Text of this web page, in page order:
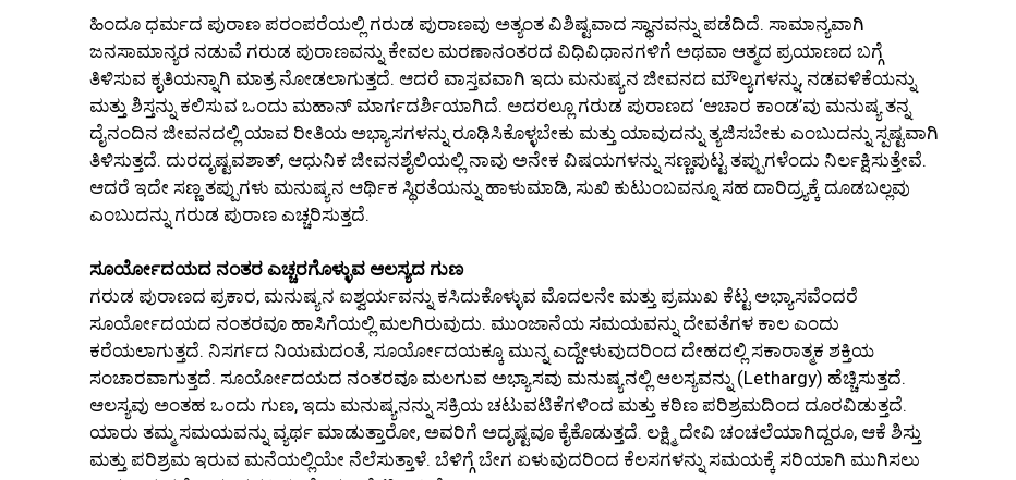
ಹಿಂದೂ ಧರ್ಮದ ಪುರಾಣ ಪರಂಪರೆಯಲ್ಲಿ ಗರುಡ ಪುರಾಣವು ಅತ್ಯಂತ ವಿಶಿಷ್ಟವಾದ ಸ್ಥಾನವನ್ನು ಪಡೆದಿದೆ. ಸಾಮಾನ್ಯವಾಗಿ
ಜನಸಾಮಾನ್ಯರ ನಡುವೆ ಗರುಡ ಪುರಾಣವನ್ನು ಕೇವಲ ಮರಣಾನಂತರದ ವಿಧಿವಿಧಾನಗಳಿಗೆ ಅಥವಾ ಆತ್ಮದ ಪ್ರಯಾಣದ ಬಗ್ಗೆ
ತಿಳಿಸುವ ಕೃತಿಯನ್ನಾಗಿ ಮಾತ್ರ ನೋಡಲಾಗುತ್ತದೆ. ಆದರೆ ವಾಸ್ತವವಾಗಿ ಇದು ಮನುಷ್ಯನ ಜೀವನದ ಮೌಲ್ಯಗಳನ್ನು, ನಡವಳಿಕೆಯನ್ನು
ಮತ್ತು ಶಿಸ್ತನ್ನು ಕಲಿಸುವ ಒಂದು ಮಹಾನ್ ಮಾರ್ಗದರ್ಶಿಯಾಗಿದೆ. ಅದರಲ್ಲೂ ಗರುಡ ಪುರಾಣದ ‘ಆಚಾರ ಕಾಂಡ’ವು ಮನುಷ್ಯ ತನ್ನ
ದೈನಂದಿನ ಜೀವನದಲ್ಲಿ ಯಾವ ರೀತಿಯ ಅಭ್ಯಾಸಗಳನ್ನು ರೂಢಿಸಿಕೊಳ್ಳಬೇಕು ಮತ್ತು ಯಾವುದನ್ನು ತ್ಯಜಿಸಬೇಕು ಎಂಬುದನ್ನು ಸ್ಪಷ್ಟವಾಗಿ
ತಿಳಿಸುತ್ತದೆ. ದುರದೃಷ್ಟವಶಾತ್, ಆಧುನಿಕ ಜೀವನಶೈಲಿಯಲ್ಲಿ ನಾವು ಅನೇಕ ವಿಷಯಗಳನ್ನು ಸಣ್ಣಪುಟ್ಟ ತಪ್ಪುಗಳೆಂದು ನಿರ್ಲಕ್ಷಿಸುತ್ತೇವೆ.
ಆದರೆ ಇದೇ ಸಣ್ಣ ತಪ್ಪುಗಳು ಮನುಷ್ಯನ ಆರ್ಥಿಕ ಸ್ಥಿರತೆಯನ್ನು ಹಾಳುಮಾಡಿ, ಸುಖಿ ಕುಟುಂಬವನ್ನೂ ಸಹ ದಾರಿದ್ರ್ಯಕ್ಕೆ ದೂಡಬಲ್ಲವು
ಎಂಬುದನ್ನು ಗರುಡ ಪುರಾಣ ಎಚ್ಚರಿಸುತ್ತದೆ.
ಸೂರ್ಯೋದಯದ ನಂತರ ಎಚ್ಚರಗೊಳ್ಳುವ ಆಲಸ್ಯದ ಗುಣ
ಗರುಡ ಪುರಾಣದ ಪ್ರಕಾರ, ಮನುಷ್ಯನ ಐಶ್ವರ್ಯವನ್ನು ಕಸಿದುಕೊಳ್ಳುವ ಮೊದಲನೇ ಮತ್ತು ಪ್ರಮುಖ ಕೆಟ್ಟ ಅಭ್ಯಾಸವೆಂದರೆ
ಸೂರ್ಯೋದಯದ ನಂತರವೂ ಹಾಸಿಗೆಯಲ್ಲಿ ಮಲಗಿರುವುದು. ಮುಂಜಾನೆಯ ಸಮಯವನ್ನು ದೇವತೆಗಳ ಕಾಲ ಎಂದು
ಕರೆಯಲಾಗುತ್ತದೆ. ನಿಸರ್ಗದ ನಿಯಮದಂತೆ, ಸೂರ್ಯೋದಯಕ್ಕೂ ಮುನ್ನ ಎದ್ದೇಳುವುದರಿಂದ ದೇಹದಲ್ಲಿ ಸಕಾರಾತ್ಮಕ ಶಕ್ತಿಯ
ಸಂಚಾರವಾಗುತ್ತದೆ. ಸೂರ್ಯೋದಯದ ನಂತರವೂ ಮಲಗುವ ಅಭ್ಯಾಸವು ಮನುಷ್ಯನಲ್ಲಿ ಆಲಸ್ಯವನ್ನು (Lethargy) ಹೆಚ್ಚಿಸುತ್ತದೆ.
ಆಲಸ್ಯವು ಅಂತಹ ಒಂದು ಗುಣ, ಇದು ಮನುಷ್ಯನನ್ನು ಸಕ್ರಿಯ ಚಟುವಟಿಕೆಗಳಿಂದ ಮತ್ತು ಕಠಿಣ ಪರಿಶ್ರಮದಿಂದ ದೂರವಿಡುತ್ತದೆ.
ಯಾರು ತಮ್ಮ ಸಮಯವನ್ನು ವ್ಯರ್ಥ ಮಾಡುತ್ತಾರೋ, ಅವರಿಗೆ ಅದೃಷ್ಟವೂ ಕೈಕೊಡುತ್ತದೆ. ಲಕ್ಷ್ಮಿ ದೇವಿ ಚಂಚಲೆಯಾಗಿದ್ದರೂ, ಆಕೆ ಶಿಸ್ತು
ಮತ್ತು ಪರಿಶ್ರಮ ಇರುವ ಮನೆಯಲ್ಲಿಯೇ ನೆಲೆಸುತ್ತಾಳೆ. ಬೆಳಿಗ್ಗೆ ಬೇಗ ಏಳುವುದರಿಂದ ಕೆಲಸಗಳನ್ನು ಸಮಯಕ್ಕೆ ಸರಿಯಾಗಿ ಮುಗಿಸಲು